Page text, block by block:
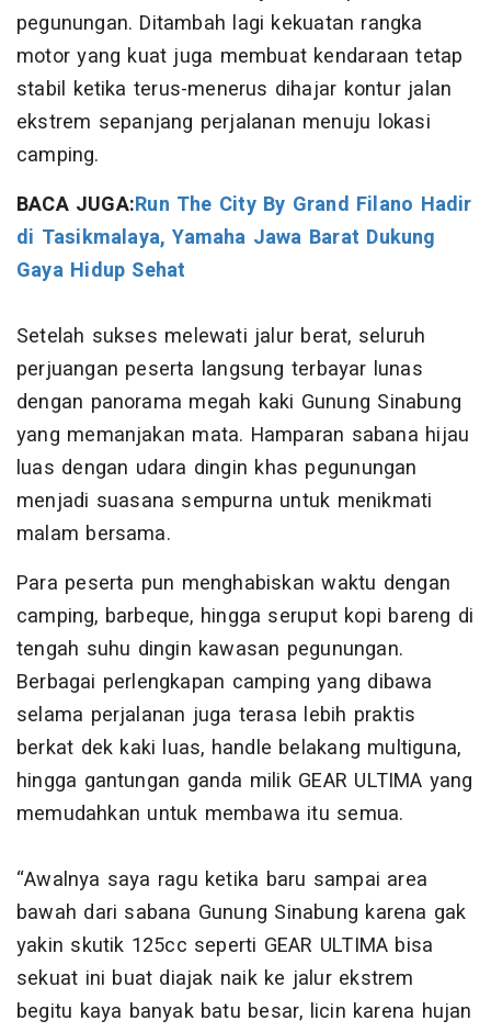
pegunungan. Ditambah lagi kekuatan rangka
motor yang kuat juga membuat kendaraan tetap
stabil ketika terus-menerus dihajar kontur jalan
ekstrem sepanjang perjalanan menuju lokasi
camping.
BACA JUGA:Run The City By Grand Filano Hadir
di Tasikmalaya, Yamaha Jawa Barat Dukung
Gaya Hidup Sehat
Setelah sukses melewati jalur berat, seluruh
perjuangan peserta langsung terbayar lunas
dengan panorama megah kaki Gunung Sinabung
yang memanjakan mata. Hamparan sabana hijau
luas dengan udara dingin khas pegunungan
menjadi suasana sempurna untuk menikmati
malam bersama.
Para peserta pun menghabiskan waktu dengan
camping, barbeque, hingga seruput kopi bareng di
tengah suhu dingin kawasan pegunungan.
Berbagai perlengkapan camping yang dibawa
selama perjalanan juga terasa lebih praktis
berkat dek kaki luas, handle belakang multiguna,
hingga gantungan ganda milik GEAR ULTIMA yang
memudahkan untuk membawa itu semua.
“Awalnya saya ragu ketika baru sampai area
bawah dari sabana Gunung Sinabung karena gak
yakin skutik 125cc seperti GEAR ULTIMA bisa
sekuat ini buat diajak naik ke jalur ekstrem
begitu kaya banyak batu besar, licin karena hujan